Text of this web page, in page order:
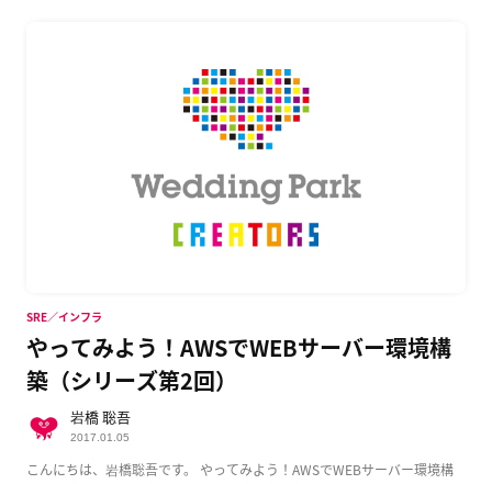
やってみよう！AWSでWEBサーバー環境構
築（シリーズ第2回）
こんにちは、岩橋聡吾です。 やってみよう！AWSでWEBサーバー環境構
SRE／インフラ
岩橋 聡吾
2017.01.05